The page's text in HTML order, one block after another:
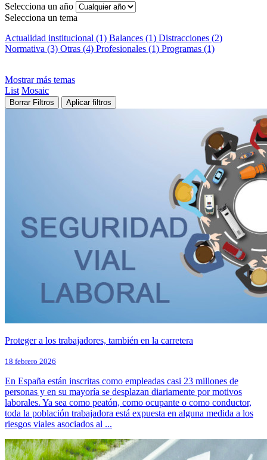
Selecciona un año
Selecciona un tema
Actualidad institucional (1) Balances (1) Distracciones (2)
Normativa (3) Otras (4) Profesionales (1) Programas (1)
Mostrar más temas
List Mosaic
Borrar Filtros Aplicar filtros
Proteger a los trabajadores, también en la carretera
18 febrero 2026
En España están inscritas como empleadas casi 23 millones de
personas y en su mayoría se desplazan diariamente por motivos
laborales. Ya sea como peatón, como ocupante o como conductor,
toda la población trabajadora está expuesta en alguna medida a los
riesgos viales asociados al ...